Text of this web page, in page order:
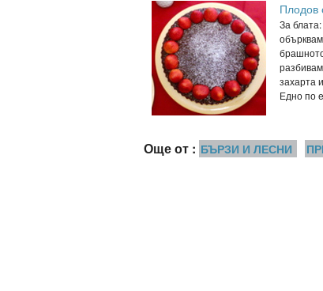
Плодов
За
захарта
Едно по
Още от : БЪРЗИ И ЛЕСНИ